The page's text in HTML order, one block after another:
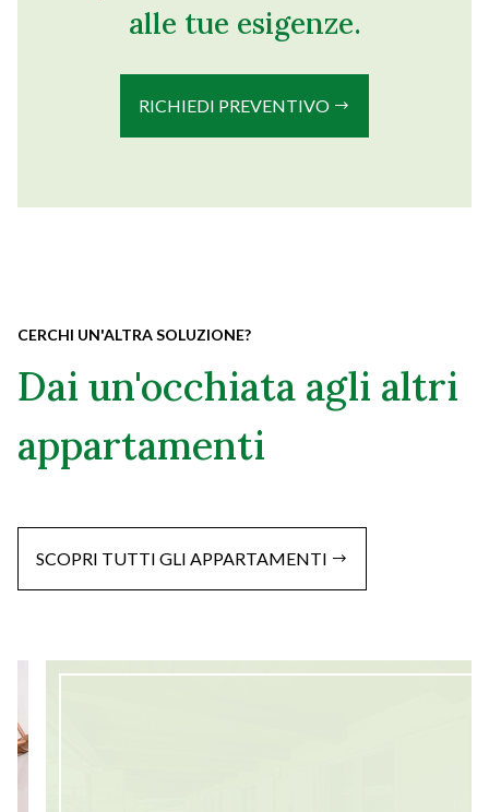
alle tue esigenze.
RICHIEDI PREVENTIVO
CERCHI UN'ALTRA SOLUZIONE?
Dai un'occhiata agli altri
appartamenti
SCOPRI TUTTI GLI APPARTAMENTI